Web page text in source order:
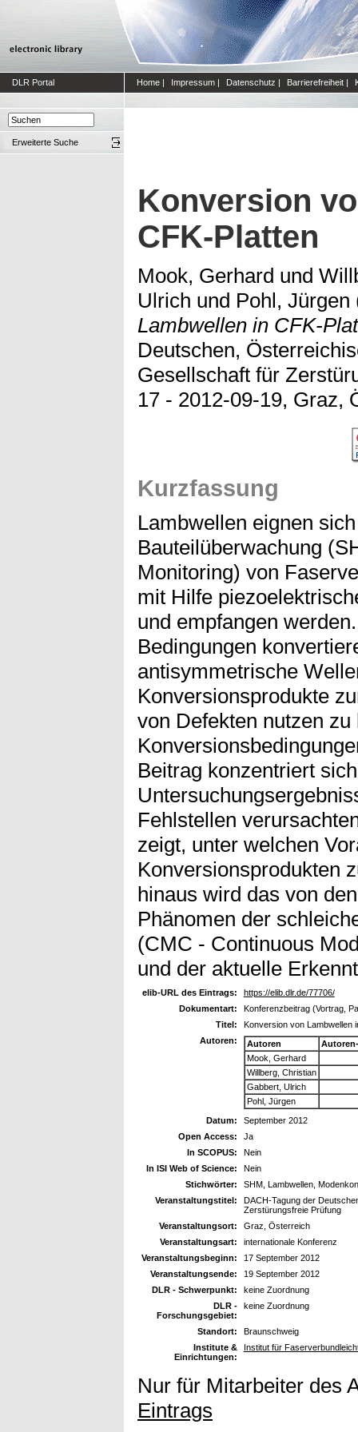
DLR Portal Home | Impressum | Datenschutz | Barrierefreiheit |
Erweiterte Suche
Konversion
CFK-Platten
Mook, Gerhard und
Ulrich und Pohl, Jürgen
Lambwellen in CFK-
Deutschen,
Gesellschaft für
17 - 2012-09-19, Graz,
Kurzfassung
Lambwellen eignen
Bauteilüberwachung
Monitoring) von
mit Hilfe
und empfangen
Bedingungen
antisymmetrische
Konversionsprodukte
von Defekten nutzen
Beitrag konzentriert
Fehlstellen
zeigt, unter welchen
Konversionsprodukten
hinaus wird das von
Phänomen der
(CMC - Continuous
und der aktuelle
elib-URL des Eintrags:
https://elib.dlr.de/77706/
Dokumentart:
Konferenzbeitrag (Vortrag,
Titel:
Konversion von Lambwellen
Autoren:
Autoren
Mook, Gerhard
Willberg, Christian
Gabbert, Ulrich
Pohl, Jürgen
Datum:
September 2012
Open Access:
Ja
In SCOPUS:
Nein
In ISI Web of Science:
Nein
Stichwörter:
SHM, Lambwellen,
Veranstaltungstitel:
DACH-Tagung der
Zerstürungsfreie Prüfung
Veranstaltungsort:
Graz, Österreich
Veranstaltungsart:
internationale Konferenz
Veranstaltungsbeginn:
17 September 2012
Veranstaltungsende:
19 September 2012
DLR - Schwerpunkt:
keine Zuordnung
DLR -
Forschungsgebiet:
keine Zuordnung
Standort:
Braunschweig
Institute &
Einrichtungen:
Institut für
Nur für Mitarbeiter des
Eintrags